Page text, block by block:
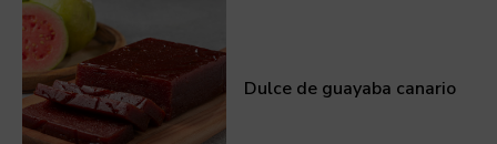
Dulce de guayaba canario